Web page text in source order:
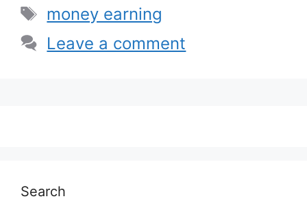
Tags
money earning
Leave a comment
Search